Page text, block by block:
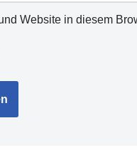
Website in diesem